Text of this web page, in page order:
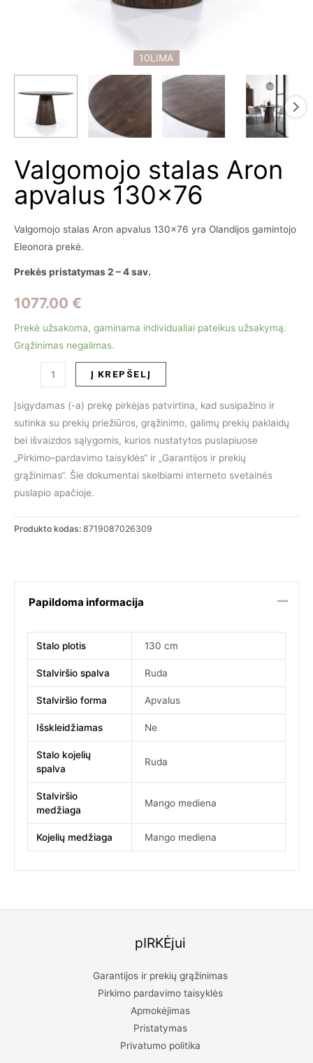
10LIMA
Valgomojo stalas Aron
apvalus 130×76
Valgomojo stalas Aron apvalus 130×76 yra Olandijos gamintojo
Eleonora prekė.
Prekės pristatymas 2 – 4 sav.
1077.00 €
Prekė užsakoma, gaminama individualiai pateikus užsakymą.
Grąžinimas negalimas.
produkto
Valgomojo
stalas
Aron
apvalus
130x76
Į KREPŠELĮ
Įsigydamas (-a) prekę pirkėjas patvirtina, kad susipažino ir
sutinka su prekių priežiūros, grąžinimo, galimų prekių paklaidų
bei išvaizdos sąlygomis, kurios nustatytos puslapiuose
„Pirkimo–pardavimo taisyklės“ ir „Garantijos ir prekių
grąžinimas“. Šie dokumentai skelbiami interneto svetainės
puslapio apačioje.
Produkto kodas: 8719087026309
Papildoma informacija
Stalo plotis 130 cm
Stalviršio spalva Ruda
Stalviršio forma Apvalus
Išskleidžiamas Ne
Stalo kojelių
spalva
Ruda
Stalviršio
medžiaga
Mango mediena
Kojelių medžiaga Mango mediena
pIRKĖjui
Garantijos ir prekių grąžinimas
Pirkimo pardavimo taisyklės
Apmokėjimas
Pristatymas
Privatumo politika